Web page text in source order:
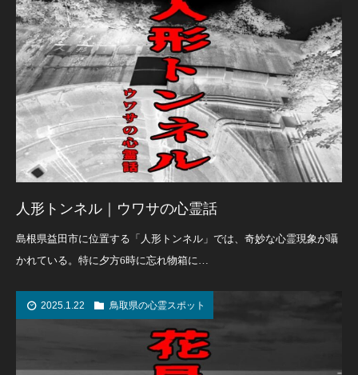
人形トンネル｜ウワサの心霊話
島根県益田市に位置する「人形トンネル」では、奇妙な心霊現象が囁
かれている。特に夕方6時に忘れ物箱に…
2025.1.22 鳥取県の心霊スポット